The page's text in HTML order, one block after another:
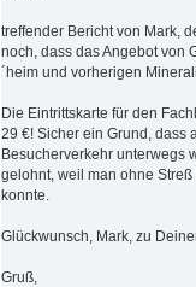
treffender Bericht von Mark,
noch, dass das Angebot von
´heim und vorherigen
Die Eintrittskarte für den
29 €! Sicher ein Grund, dass
Besucherverkehr unterwegs
gelohnt, weil man ohne
konnte.
Glückwunsch, Mark, zu
Gruß,